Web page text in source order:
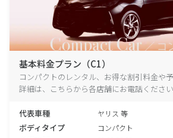
基本料金プラン（C1）
コンパクトのレンタル、お得な割引料金や
詳細は、こちらから各店舗にお電話ください
代表車種 ヤリス 等
ボディタイプ コンパクト